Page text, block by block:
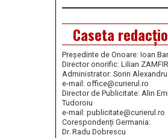
Caseta
Președinte de Onoare: Ioan
Director onorific: Lilian
Administrator: Sorin
e-mail: office@curierul.ro
Director de Publicitate: Alin
Tudoroiu
e-mail: publicitate@curierul.ro
Corespondenți Germania:
Dr. Radu Dobrescu